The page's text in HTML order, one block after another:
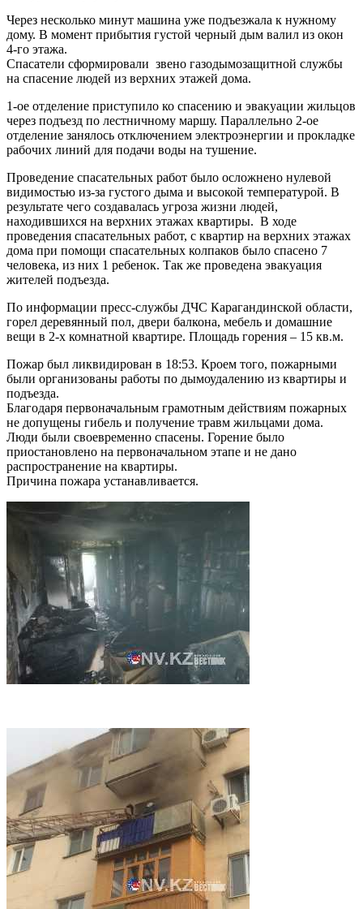
Через несколько минут машина уже подъезжала к нужному
дому. В момент прибытия густой черный дым валил из окон
4-го этажа.
Спасатели сформировали звено газодымозащитной службы
на спасение людей из верхних этажей дома.
1-ое отделение приступило ко спасению и эвакуации жильцов
через подъезд по лестничному маршу. Параллельно 2-ое
отделение занялось отключением электроэнергии и прокладке
рабочих линий для подачи воды на тушение.
Проведение спасательных работ было осложнено нулевой
видимостью из-за густого дыма и высокой температурой. В
результате чего создавалась угроза жизни людей,
находившихся на верхних этажах квартиры. В ходе
проведения спасательных работ, с квартир на верхних этажах
дома при помощи спасательных колпаков было спасено 7
человека, из них 1 ребенок. Так же проведена эвакуация
жителей подъезда.
По информации пресс-службы ДЧС Карагандинской области,
горел деревянный пол, двери балкона, мебель и домашние
вещи в 2-х комнатной квартире. Площадь горения – 15 кв.м.
Пожар был ликвидирован в 18:53. Кроем того, пожарными
были организованы работы по дымоудалению из квартиры и
подъезда.
Благодаря первоначальным грамотным действиям пожарных
не допущены гибель и получение травм жильцами дома.
Люди были своевременно спасены. Горение было
приостановлено на первоначальном этапе и не дано
распространение на квартиры.
Причина пожара устанавливается.